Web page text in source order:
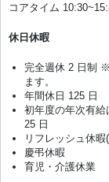
コアタイム
休日休暇
完全週休 2 日制
ます。
年間休日 125 日
初年度の年次有
25 日
リフレッシュ休
慶弔休暇
育児・介護休業